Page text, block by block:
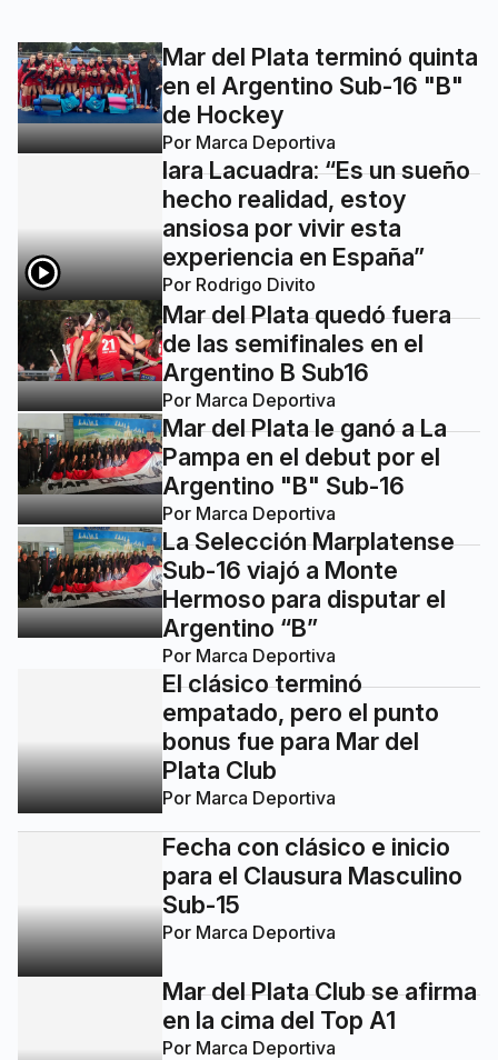
Mar del Plata terminó quinta
en el Argentino Sub-16 "B"
de Hockey
Por Marca Deportiva
Iara Lacuadra: “Es un sueño
hecho realidad, estoy
ansiosa por vivir esta
experiencia en España”
Por Rodrigo Divito
Mar del Plata quedó fuera
de las semifinales en el
Argentino B Sub16
Por Marca Deportiva
Mar del Plata le ganó a La
Pampa en el debut por el
Argentino "B" Sub-16
Por Marca Deportiva
La Selección Marplatense
Sub-16 viajó a Monte
Hermoso para disputar el
Argentino “B”
Por Marca Deportiva
El clásico terminó
empatado, pero el punto
bonus fue para Mar del
Plata Club
Por Marca Deportiva
Fecha con clásico e inicio
para el Clausura Masculino
Sub-15
Por Marca Deportiva
Mar del Plata Club se afirma
en la cima del Top A1
Por Marca Deportiva